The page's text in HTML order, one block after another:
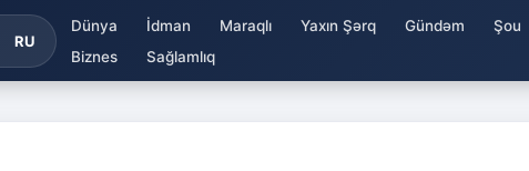
RU
Dünya İdman Maraqlı Yaxın Şərq Gündəm Şou
Biznes
Sağlamlıq